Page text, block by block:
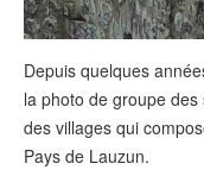
Depuis quelques
la photo de groupe des
des villages qui
Pays de Lauzun.